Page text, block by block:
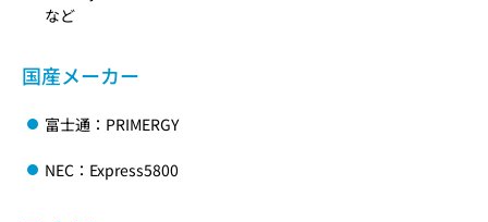
など
国産メーカー
富士通：PRIMERGY
NEC：Express5800